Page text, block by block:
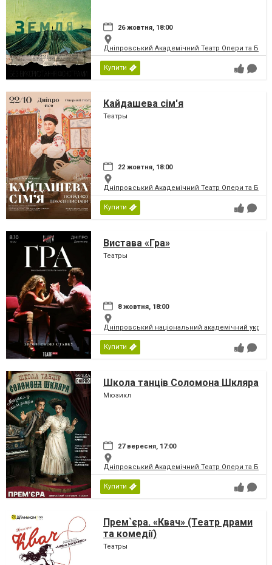
26 жовтня, 18:00
Дніпровський Академічний Театр Опери та
Купити
Кайдашева сім'я
Театры
22 жовтня, 18:00
Дніпровський Академічний Театр Опери та
Купити
Вистава «Гра»
Театры
8 жовтня, 18:00
Дніпровський національний академічний
Купити
Школа танців Соломона Шкляра
Мюзикл
27 вересня, 17:00
Дніпровський Академічний Театр Опери та
Купити
Прем`єра. «Квач» (Театр драми
та комедії)
Театры